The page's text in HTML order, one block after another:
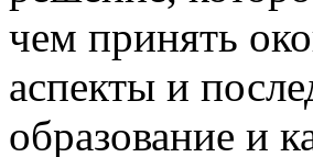
чем принять
аспекты и
образование и